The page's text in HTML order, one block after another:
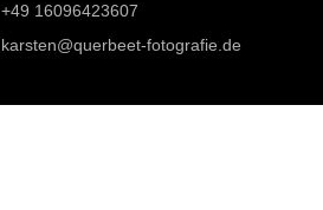
+49 16096423607
karsten@querbeet-fotografie.de